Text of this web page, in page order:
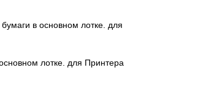
в основном лотке. для
лотке. для Принтера